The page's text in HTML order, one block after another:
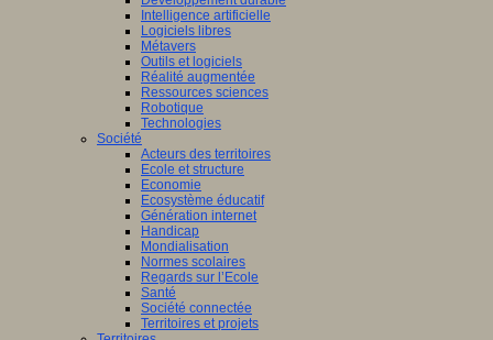
Intelligence artificielle
Logiciels libres
Métavers
Outils et logiciels
Réalité augmentée
Ressources sciences
Robotique
Technologies
Société
Acteurs des territoires
Ecole et structure
Economie
Ecosystème éducatif
Génération internet
Handicap
Mondialisation
Normes scolaires
Regards sur l’Ecole
Santé
Société connectée
Territoires et projets